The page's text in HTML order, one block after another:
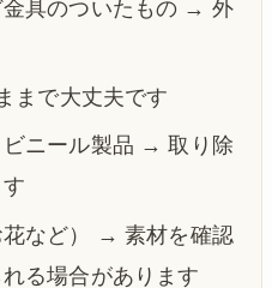
具のついたもの → 外
まで大丈夫です
ニール製品 → 取り除
など） → 素材を確認
る場合があります